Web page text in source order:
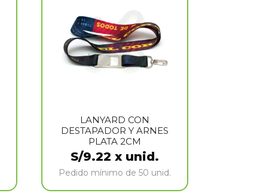
LANYARD CON
DESTAPADOR Y ARNES
PLATA 2CM
S/9.22 x unid.
Pedido mínimo de 50 unid.